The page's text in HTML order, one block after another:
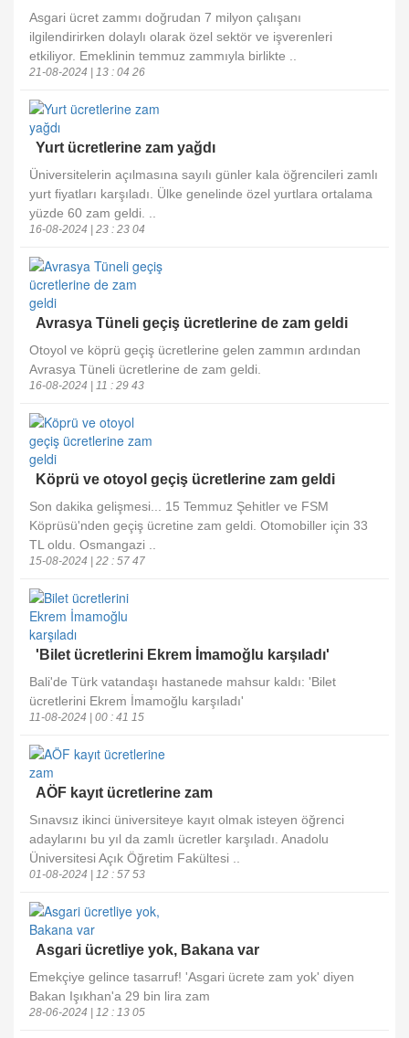
Asgari ücret zammı doğrudan 7 milyon çalışanı
ilgilendirirken dolaylı olarak özel sektör ve işverenleri
etkiliyor. Emeklinin temmuz zammıyla birlikte ..
21-08-2024 | 13 : 04 26
Yurt ücretlerine zam yağdı
Üniversitelerin açılmasına sayılı günler kala öğrencileri zamlı
yurt fiyatları karşıladı. Ülke genelinde özel yurtlara ortalama
yüzde 60 zam geldi. ..
16-08-2024 | 23 : 23 04
Avrasya Tüneli geçiş ücretlerine de zam geldi
Otoyol ve köprü geçiş ücretlerine gelen zammın ardından
Avrasya Tüneli ücretlerine de zam geldi.
16-08-2024 | 11 : 29 43
Köprü ve otoyol geçiş ücretlerine zam geldi
Son dakika gelişmesi... 15 Temmuz Şehitler ve FSM
Köprüsü'nden geçiş ücretine zam geldi. Otomobiller için 33
TL oldu. Osmangazi ..
15-08-2024 | 22 : 57 47
'Bilet ücretlerini Ekrem İmamoğlu karşıladı'
Bali'de Türk vatandaşı hastanede mahsur kaldı: 'Bilet
ücretlerini Ekrem İmamoğlu karşıladı'
11-08-2024 | 00 : 41 15
AÖF kayıt ücretlerine zam
Sınavsız ikinci üniversiteye kayıt olmak isteyen öğrenci
adaylarını bu yıl da zamlı ücretler karşıladı. Anadolu
Üniversitesi Açık Öğretim Fakültesi ..
01-08-2024 | 12 : 57 53
Asgari ücretliye yok, Bakana var
Emekçiye gelince tasarruf! 'Asgari ücrete zam yok' diyen
Bakan Işıkhan'a 29 bin lira zam
28-06-2024 | 12 : 13 05